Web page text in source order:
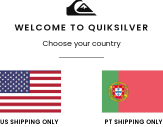
WELCOME TO QUIKSILVER
Choose your country
US SHIPPING ONLY PT SHIPPING ONLY